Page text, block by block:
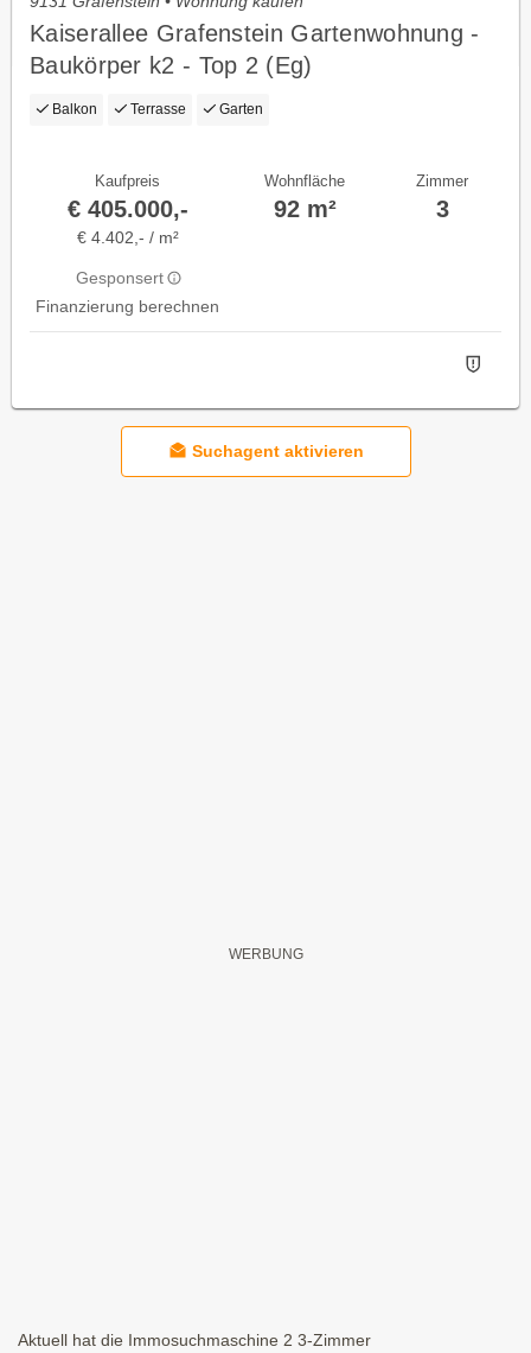
Kaiserallee Grafenstein Gartenwohnung -
Baukörper k2 - Top 2 (Eg)
Balkon Terrasse Garten
Kaufpreis
€ 405.000,-
€ 4.402,- / m²
Gesponsert
Finanzierung berechnen
Wohnfläche
92 m²
Zimmer
3
Suchagent aktivieren
Aktuell hat die Immosuchmaschine 2 3-Zimmer